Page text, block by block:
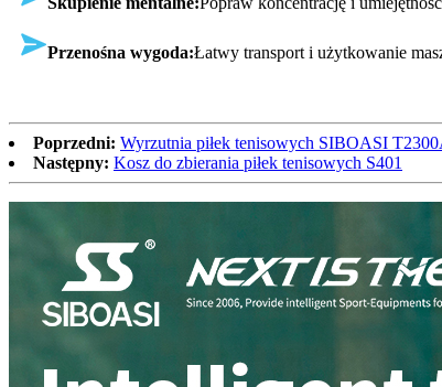
Przenośna wygoda:Łatwy transport i użytkowanie
Poprzedni: Wyrzutnia piłek tenisowych SIBOASI
Następny: Kosz do zbierania piłek tenisowych S401